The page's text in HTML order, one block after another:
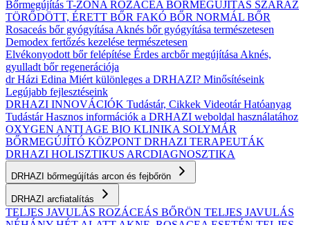
Bőrmegújítás T-ZÓNA ROZÁCEA BŐRMEGÚJÍTÁS SZÁRAZ
TÖRŐDÖTT, ÉRETT BŐR FAKÓ BŐR NORMÁL BŐR
Rosaceás bőr gyógyítása Aknés bőr gyógyítása természetesen
Demodex fertőzés kezelése természetesen
Elvékonyodott bőr felépítése Érdes arcbőr megújítása Aknés,
gyulladt bőr regenerációja
dr Házi Edina Miért különleges a DRHAZI? Minősítéseink
Legújabb fejlesztéseink
DRHAZI INNOVÁCIÓK Tudástár, Cikkek VideotárHatóanyag
TudástárHasznos információk a DRHAZI weboldal használatához
OXYGEN ANTI AGE BIO KLINIKA SOLYMÁR
BŐRMEGÚJÍTÓ KÖZPONT DRHAZI TERAPEUTÁK
DRHAZI HOLISZTIKUS ARCDIAGNOSZTIKA
DRHAZI bőrmegújítás arcon és fejbőrön
DRHAZI arcfiatalítás
TELJES JAVULÁS ROZÁCEÁS BŐRÖN TELJES JAVULÁS